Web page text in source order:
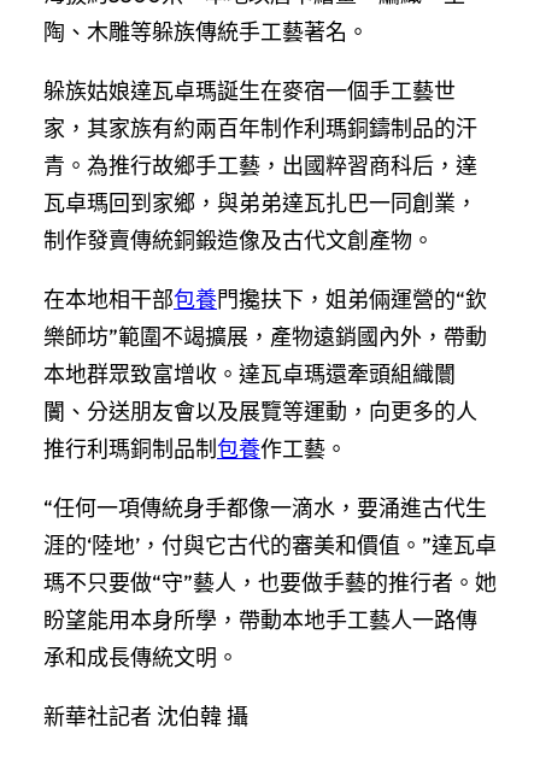
陶、木雕等躲族傳統手工藝著名。
躲族姑娘達瓦卓瑪誕生在麥宿一個手工藝世
家，其家族有約兩百年制作利瑪銅鑄制品的汗
青。為推行故鄉手工藝，出國粹習商科后，達
瓦卓瑪回到家鄉，與弟弟達瓦扎巴一同創業，
制作發賣傳統銅鍛造像及古代文創產物。
在本地相干部包養門攙扶下，姐弟倆運營的“欽
樂師坊”範圍不竭擴展，產物遠銷國內外，帶動
本地群眾致富增收。達瓦卓瑪還牽頭組織闤
闠、分送朋友會以及展覽等運動，向更多的人
推行利瑪銅制品制包養作工藝。
“任何一項傳統身手都像一滴水，要涌進古代生
涯的‘陸地’，付與它古代的審美和價值。”達瓦卓
瑪不只要做“守”藝人，也要做手藝的推行者。她
盼望能用本身所學，帶動本地手工藝人一路傳
承和成長傳統文明。
新華社記者 沈伯韓 攝